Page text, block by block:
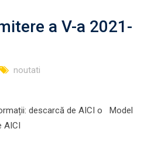
a V-a 2021-
noutati
descarcă de AICI o Model
AICI